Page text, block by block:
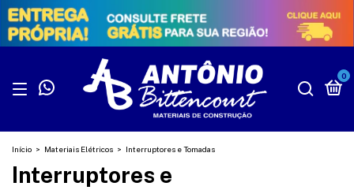
0
Início > Materiais Elétricos > Interruptores e Tomadas
Interruptores e